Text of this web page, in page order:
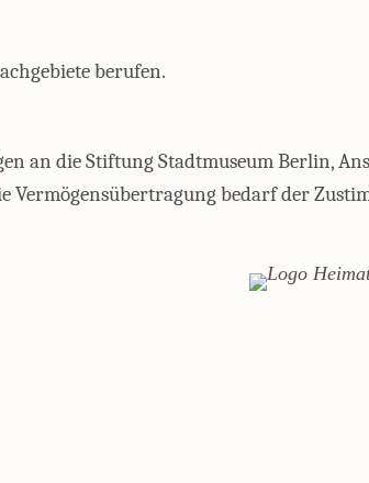
berufen.
an die Stiftung Stadtmuseum Berlin,
bedarf der